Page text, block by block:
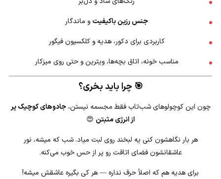
جنس رزین باکیفیت و ماندگار
کاربردی برای دکور، هدیه و کلکسیون فیگور
مناسب خونه، اتاق بچه‌ها، ویترین و حتی روی میزکار
🎯 چرا باید بخری؟
چون این کوچولوهای شب‌تاب فقط مجسمه نیستن،جادوهای کوچیک پر
از انرژی مثبتن 😍
هر بار نگاهشون کنی یه لبخند روی لبت میاد. شب که میشه، نور
عاشقانشون فضای اتاقت رو پر از حس خوب می‌کنه.
برای هدیه هم که اصلاً حرف نداره — هر کی بگیره عاشقش میشه!
★